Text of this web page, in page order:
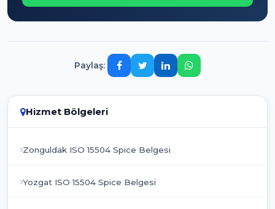
Paylaş:
Hizmet Bölgeleri
Zonguldak ISO 15504 Spice Belgesi
Yozgat ISO 15504 Spice Belgesi